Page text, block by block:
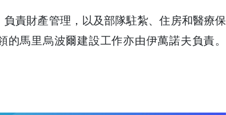
責財產管理，以及部隊駐紮、住房和醫療保
馬里烏波爾建設工作亦由伊萬諾夫負責。